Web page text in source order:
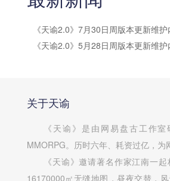
关于天谕
《天谕》是由网易盘古工作
MMORPG。历时六年、耗资过亿，为
《天谕》邀请著名作家江南一
16170000㎡无缝地图，昼夜交替，